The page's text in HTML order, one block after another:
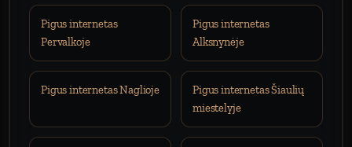
Pigus internetas
Pervalkoje
Pigus internetas
Alksnynėje
Pigus internetas Naglioje
Pigus internetas Šiaulių
miestelyje